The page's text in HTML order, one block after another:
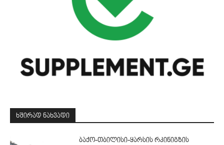
ᲮᲨᲘᲠᲐᲓ ᲜᲐᲮᲕᲐᲓᲘ
ბაქო-თბილისი-ყარსის რკინიგზის